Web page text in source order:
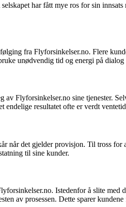
har fått mye ros for sin
fra Flyforsinkelser.no. Flere
unødvendig tid og energi på
Flyforsinkelser.no sine tjenester.
endelige resultatet ofte er verdt
når det gjelder provisjon. Til tross
til sine kunder.
Istedenfor å slite med
av prosessen. Dette sparer